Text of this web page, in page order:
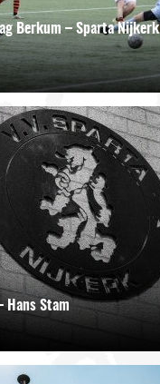
Berkum – Sparta Nijkerk
Hans Stam